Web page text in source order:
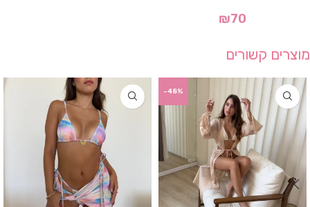
₪70
מוצרים קשורים
-48%